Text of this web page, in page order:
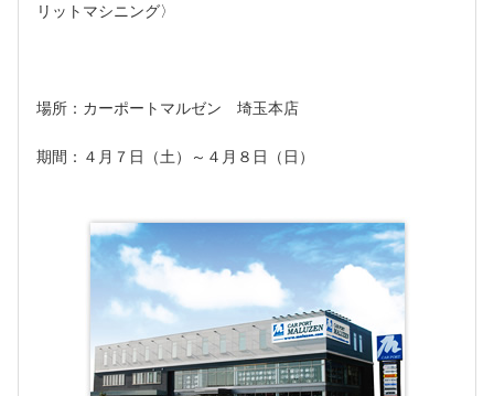
リットマシニング〉
場所：カーポートマルゼン 埼玉本店
期間：４月７日（土）～４月８日（日）